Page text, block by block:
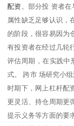
配资 。部分投 资者
属性缺乏足够认识，
的阶段，很容易因为
有投资者在经过几轮
评估周期，在实践中
式。 跨市 场研究小
时期下，网上杠杆配
更灵活、持仓周期更
提示义务等方面的要